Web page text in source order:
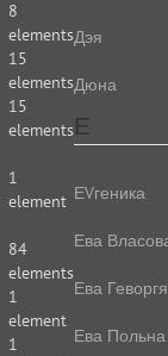
8
elements
15
elements
15
elements
1
element
84
elements
1
element
1
Дэя
Дюна
Е
ЕVгеника
Ева
Ева
Ева Польна